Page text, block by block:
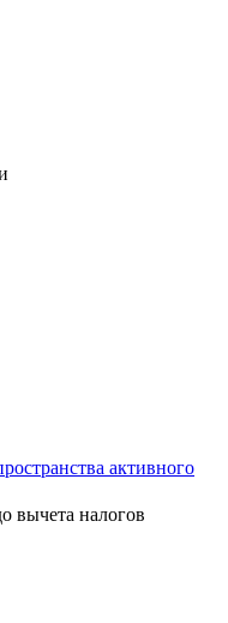
активного
вычета налогов